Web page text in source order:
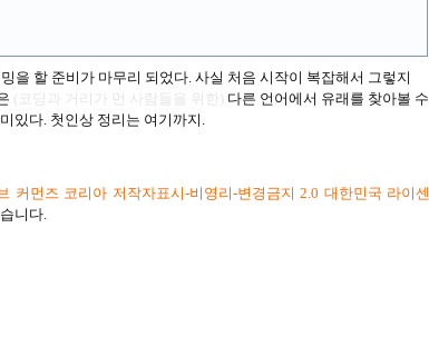
을 할 준비가 마무리 되었다. 사실 처음 시작이 복잡해서 그렇지
(코딩과 거리가 먼 사람들을 위한) 다른 언어에서 유래를 찾아볼 수
있다. 첫인상 정리는 여기까지.
커먼즈 코리아 저작자표시-비영리-변경금지 2.0 대한민국 라이센
니다.